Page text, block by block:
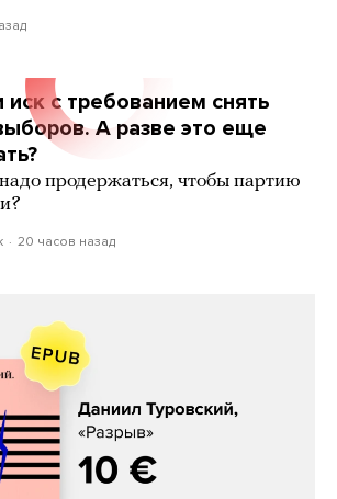
иск с требованием снять
А разве это еще
продержаться, чтобы партию
20 часов назад